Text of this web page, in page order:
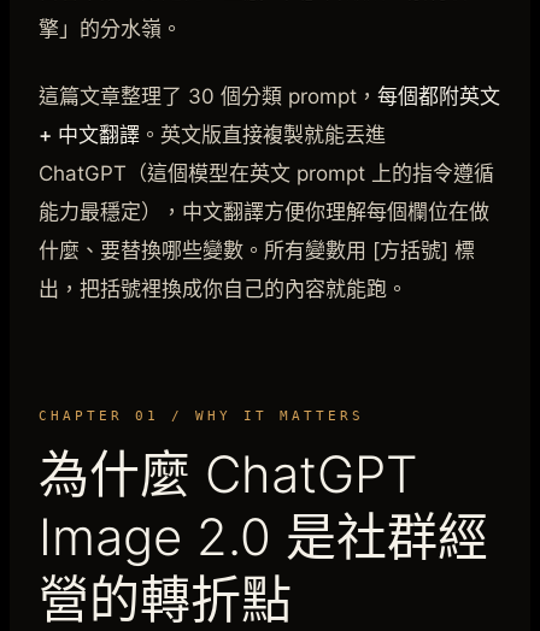
擎」的分水嶺。
這篇文章整理了 30 個分類 prompt， 每個都附英文
+ 中文翻譯 。英文版直接複製就能丟進
ChatGPT（這個模型在英文 prompt 上的指令遵循
能力最穩定），中文翻譯方便你理解每個欄位在做
什麼、要替換哪些變數。所有變數用 [方括號] 標
出，把括號裡換成你自己的內容就能跑。
CHAPTER 01 / WHY IT MATTERS
為什麼 ChatGPT
Image 2.0 是社群經
營的轉折點